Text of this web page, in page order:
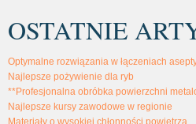
OSTATNIE
Optymalne rozwiązania w łączeniach
Najlepsze pożywienie dla ryb
**Profesjonalna obróbka powierzchni
Najlepsze kursy zawodowe w regionie
Materiały o wysokiej chłonności powietrza